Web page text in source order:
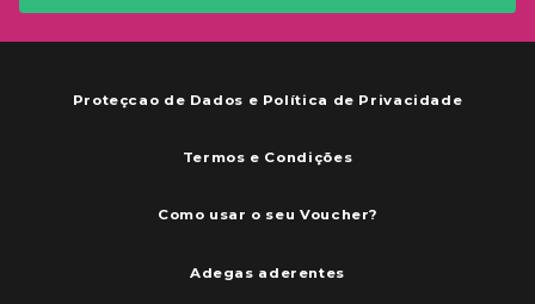
Proteçcao de Dados e Política de Privacidade
Termos e Condições
Como usar o seu Voucher?
Adegas aderentes